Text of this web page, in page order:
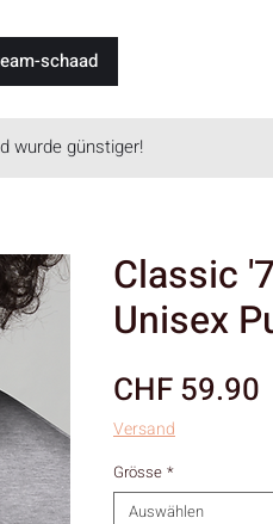
schaad
wurde günstiger!
Classic
Unisex
CHF 59.90
Versand
Grösse *
Auswählen